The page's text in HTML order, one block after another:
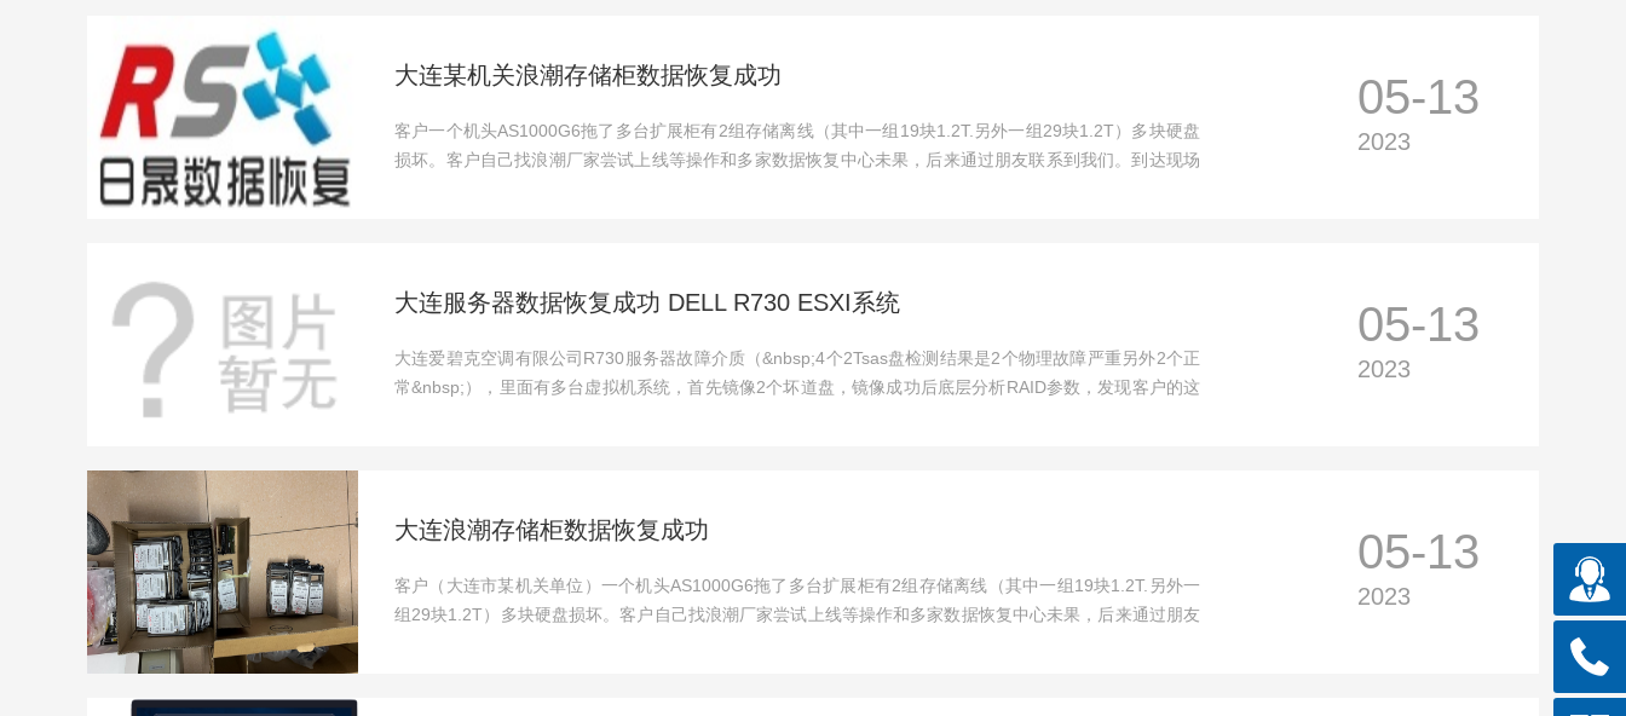
05-13
2023
大连某机关浪潮存储柜数据恢复成功
客户一个机头AS1000G6拖了多台扩展柜有2组存储离线（其中一组19块1.2T.另外一组29块1.2T）多块硬盘
损坏。客户自己找浪潮厂家尝试上线等操作和多家数据恢复中心未果，后来通过朋友联系到我们。到达现场
05-13
2023
大连服务器数据恢复成功 DELL R730 ESXI系统
大连爱碧克空调有限公司R730服务器故障介质（&nbsp;4个2Tsas盘检测结果是2个物理故障严重另外2个正
常&nbsp;），里面有多台虚拟机系统，首先镜像2个坏道盘，镜像成功后底层分析RAID参数，发现客户的这
05-13
2023
大连浪潮存储柜数据恢复成功
客户（大连市某机关单位）一个机头AS1000G6拖了多台扩展柜有2组存储离线（其中一组19块1.2T.另外一
组29块1.2T）多块硬盘损坏。客户自己找浪潮厂家尝试上线等操作和多家数据恢复中心未果，后来通过朋友